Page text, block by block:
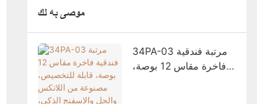
موصى به لك
34PA-03 مرتبة فندقية
فاخرة مقاس 12 بوصة،